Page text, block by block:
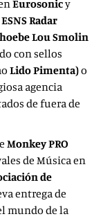
Eurosonicy
ESNS Radar
Lou Smolin
con sellos
Lido Pimenta)o
agencia
de fuera de
Monkey PRO
de Música en
de
entrega de
mundo de la